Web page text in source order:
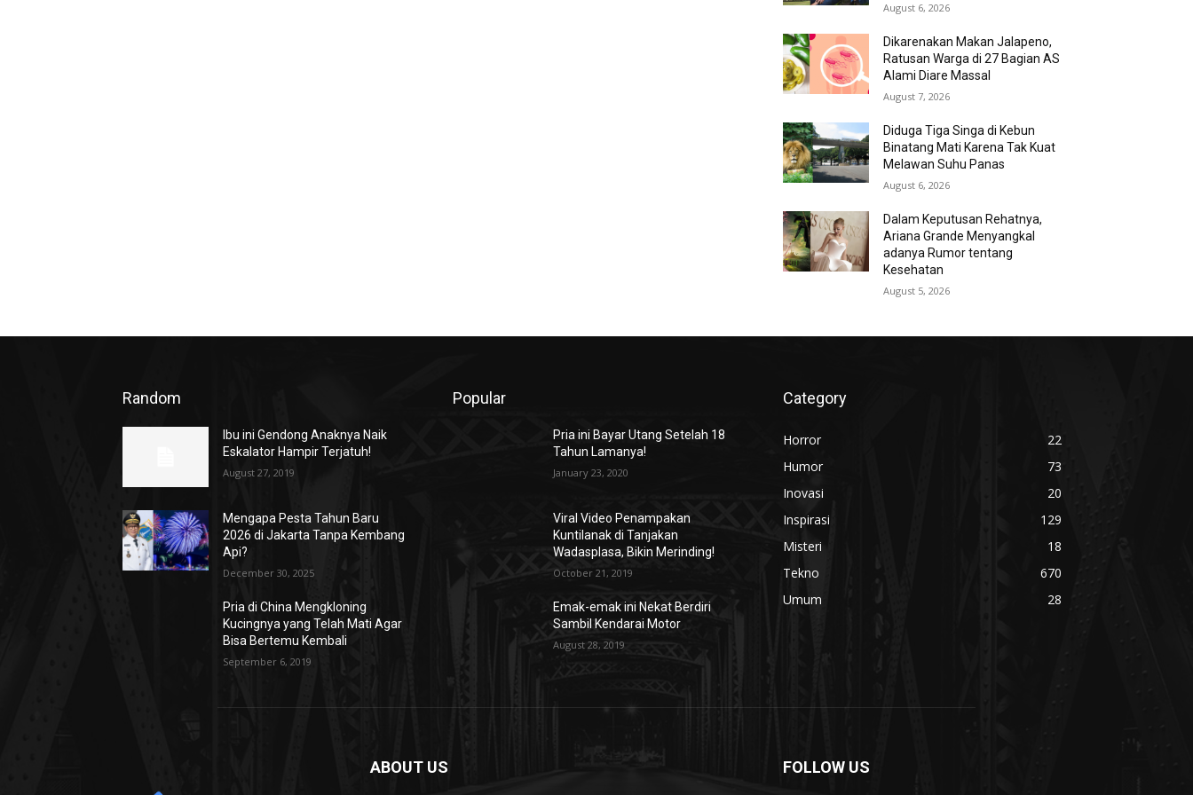
August 6, 2026
Dikarenakan Makan Jalapeno,
Ratusan Warga di 27 Bagian AS
Alami Diare Massal
August 7, 2026
Diduga Tiga Singa di Kebun
Binatang Mati Karena Tak Kuat
Melawan Suhu Panas
August 6, 2026
Dalam Keputusan Rehatnya,
Ariana Grande Menyangkal
adanya Rumor tentang
Kesehatan
August 5, 2026
Random
Ibu ini Gendong Anaknya Naik
Eskalator Hampir Terjatuh!
August 27, 2019
Mengapa Pesta Tahun Baru
2026 di Jakarta Tanpa Kembang
Api?
December 30, 2025
Pria di China Mengkloning
Kucingnya yang Telah Mati Agar
Bisa Bertemu Kembali
September 6, 2019
Popular
Pria ini Bayar Utang Setelah 18
Tahun Lamanya!
January 23, 2020
Viral Video Penampakan
Kuntilanak di Tanjakan
Wadasplasa, Bikin Merinding!
October 21, 2019
Emak-emak ini Nekat Berdiri
Sambil Kendarai Motor
August 28, 2019
Category
Horror
22
Humor
73
Inovasi
20
Inspirasi
129
Misteri
18
Tekno
670
Umum
28
ABOUT US FOLLOW US